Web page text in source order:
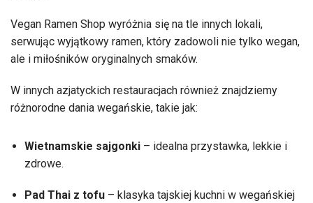
Vegan Ramen Shop wyróżnia się na tle innych lokali,
serwując wyjątkowy ramen, który zadowoli nie tylko wegan,
ale i miłośników oryginalnych smaków.
W innych azjatyckich restauracjach również znajdziemy
różnorodne dania wegańskie, takie jak:
Wietnamskie sajgonki – idealna przystawka, lekkie i
zdrowe.
Pad Thai z tofu – klasyka tajskiej kuchni w wegańskiej